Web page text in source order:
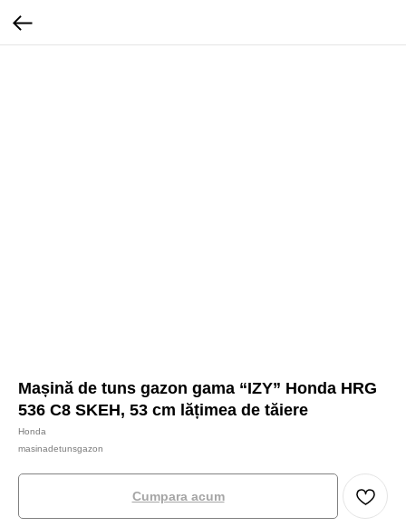
Mașină de tuns gazon gama “IZY” Honda HRG
536 C8 SKEH, 53 cm lățimea de tăiere
Honda
masinadetunsgazon
Cumpara acum